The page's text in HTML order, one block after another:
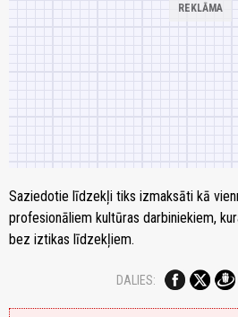
Saziedotie līdzekļi tiks izmaksāti kā
profesionāliem kultūras darbiniekiem,
bez iztikas līdzekļiem.
DALIES: